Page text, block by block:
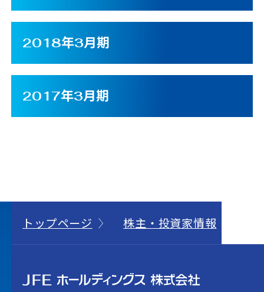
2018年3月期
2017年3月期
トップページ 株主・投資家情報